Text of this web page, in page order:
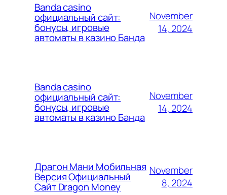
Banda casino
официальный сайт:
бонусы, игровые
автоматы в казино Банда
November
14, 2024
Banda casino
официальный сайт:
бонусы, игровые
автоматы в казино Банда
November
14, 2024
Драгон Мани Мобильная
Версия Официальный
Сайт Dragon Money
November
8, 2024